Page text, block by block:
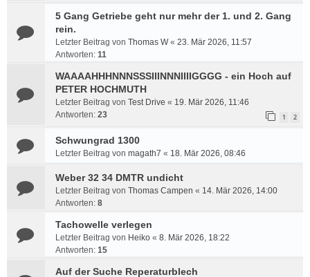
5 Gang Getriebe geht nur mehr der 1. und 2. Gang
rein.
Letzter Beitrag von Thomas W« 23. Mär 2026, 11:57
Antworten: 11
WAAAAHHHNNNSSSIIINNNIIIIGGGG - ein Hoch auf
PETER HOCHMUTH
Letzter Beitrag von Test Drive « 19. Mär 2026, 11:46
Antworten: 23 1 2
Schwungrad 1300
Letzter Beitrag von magath7 « 18. Mär 2026, 08:46
Weber 32 34 DMTR undicht
Letzter Beitrag von Thomas Campen « 14. Mär 2026, 14:00
Antworten: 8
Tachowelle verlegen
Letzter Beitrag von Heiko « 8. Mär 2026, 18:22
Antworten: 15
Auf der Suche Reperaturblech